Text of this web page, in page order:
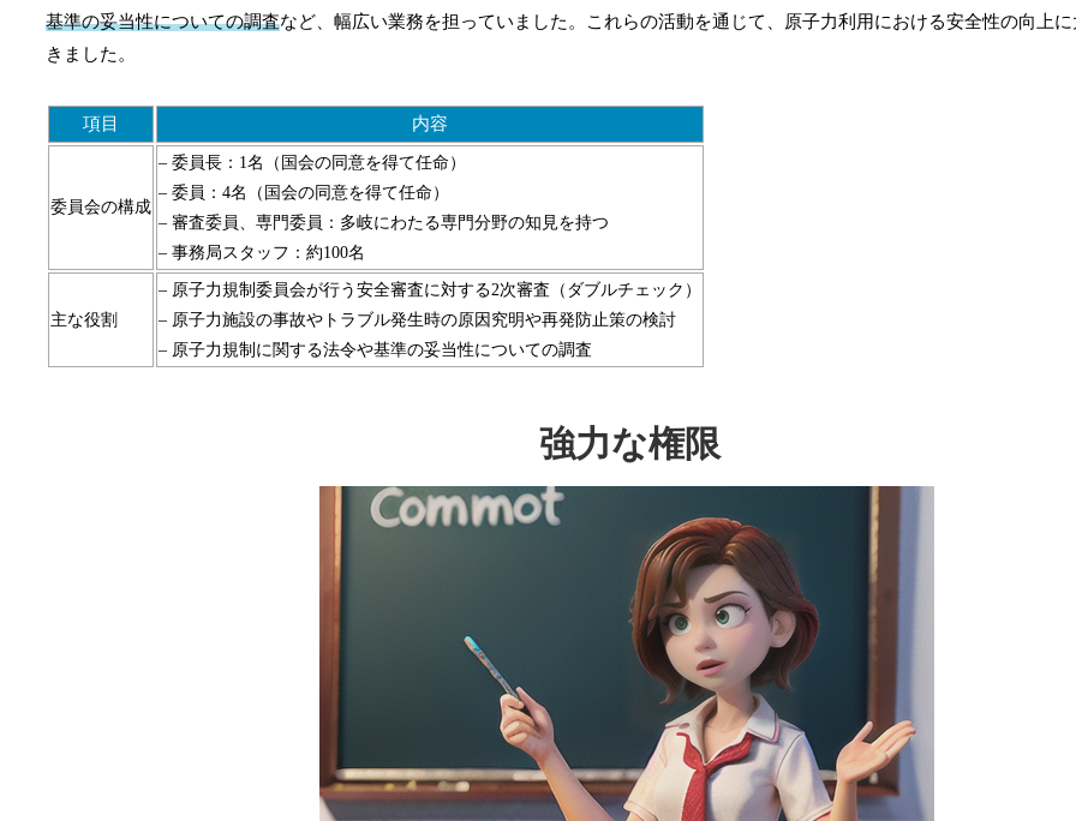
基準の妥当性についての調査など、幅広い業務を担っていました。これらの活動を通じて、原子力利用における安全性の向上
きました。
項目 内容
委員会の構成
– 委員長：1名（国会の同意を得て任命）
– 委員：4名（国会の同意を得て任命）
– 審査委員、専門委員：多岐にわたる専門分野の知見を持つ
– 事務局スタッフ：約100名
主な役割
– 原子力規制委員会が行う安全審査に対する2次審査（ダブルチェック）
– 原子力施設の事故やトラブル発生時の原因究明や再発防止策の検討
– 原子力規制に関する法令や基準の妥当性についての調査
強力な権限